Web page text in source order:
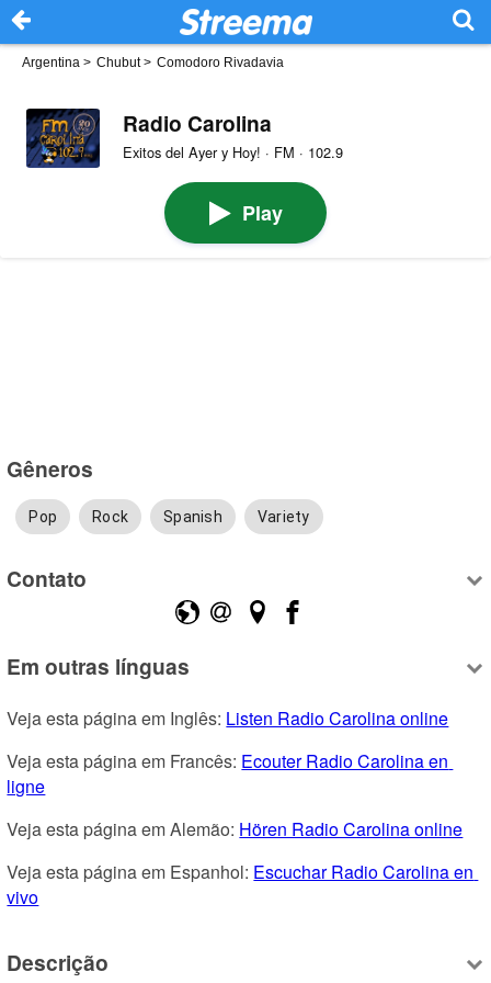
Argentina > Chubut> Comodoro Rivadavia
Radio Carolina
Exitos del Ayer y Hoy! · FM · 102.9
Play
Gêneros
Pop Rock Spanish Variety
Contato
Em outras línguas
Veja esta página em Inglês: Listen Radio Carolina online
Veja esta página em Francês: Ecouter Radio Carolina en
ligne
Veja esta página em Alemão: Hören Radio Carolina online
Veja esta página em Espanhol: Escuchar Radio Carolina en
vivo
Descrição